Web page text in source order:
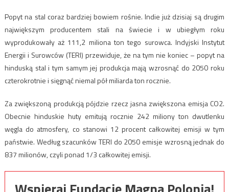
Popyt na stal coraz bardziej bowiem rośnie. Indie już dzisiaj są drugim
największym producentem stali na świecie i w ubiegłym roku
wyprodukowały aż 111,2 miliona ton tego surowca. Indyjski Instytut
Energii i Surowców (TERI) przewiduje, że na tym nie koniec – popyt na
hinduską stal i tym samym jej produkcja mają wzrosnąć do 2050 roku
czterokrotnie i sięgnąć niemal pół miliarda ton rocznie.
Za zwiększoną produkcją pójdzie rzecz jasna zwiększona emisja CO2.
Obecnie hinduskie huty emitują rocznie 242 miliony ton dwutlenku
węgla do atmosfery, co stanowi 12 procent całkowitej emisji w tym
państwie. Według szacunków TERI do 2050 emisje wzrosną jednak do
837 milionów, czyli ponad 1/3 całkowitej emisji.